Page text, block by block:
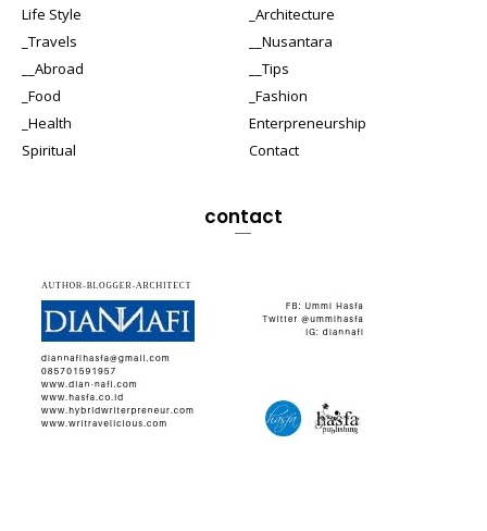
Life Style
_Architecture
_Travels
__Nusantara
__Abroad
__Tips
_Food
_Fashion
_Health
Enterpreneurship
Spiritual
Contact
contact